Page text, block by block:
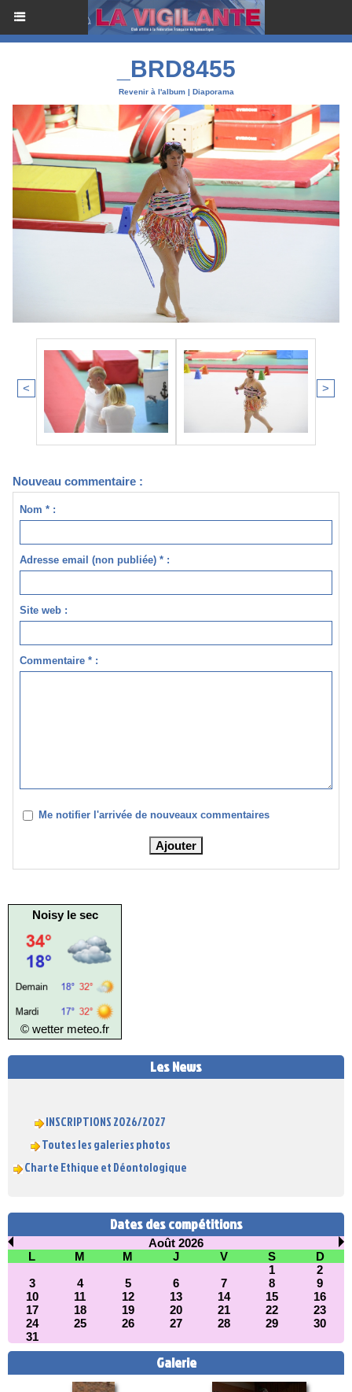
_BRD8455
Revenir à l'album | Diaporama
< >
Nouveau commentaire :
Nom * :
Adresse email (non publiée) * :
Site web :
Commentaire * :
Me notifier l'arrivée de nouveaux commentaires
Noisy le sec
© wetter meteo.fr
Les News
INSCRIPTIONS 2026/2027
Toutes les galeries photos
Charte Ethique et Déontologique
Dates des compétitions
Août 2026
L
M M J V S
D
1
2
3
4 5 6 7 8
9
10
11 12 13 14 15
16
17
18 19 20 21 22
23
24
25 26 27 28 29
30
31
Galerie